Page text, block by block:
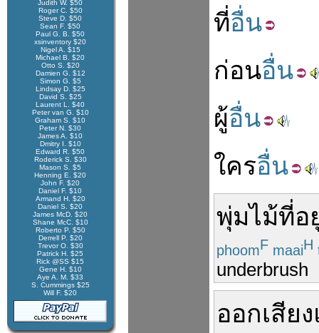
Judith W. $50
Roger C. $50
Steve D. $50
Sean F. $50
Paul G. B. $50
xsinventory $20
Nigel A. $15
Michael B. $20
Otto S. $20
Damien G. $12
Simon G. $5
Lindsay D. $25
David S. $25
Laurent L. $40
Peter van G. $10
Graham S. $10
Peter N. $30
James A. $10
Dmitry I. $10
Edward R. $50
Roderick S. $30
Mason S. $5
Henning E. $20
John F. $20
Daniel F. $10
Armand H. $20
Daniel S. $20
James McD. $20
Shane McC. $10
Roberto P. $50
Derrell P. $20
Trevor O. $30
Patrick H. $25
Rick @SS $15
Gene H. $10
Aye A. M. $33
S. Cummings $25
Will F. $20
ที่อื่น
ก่อนอื่น
ผู้อื่น
ใครอื่น
พุ่มไม้ที่อ
phoomF maaiH
underbrush
ออกเสียง